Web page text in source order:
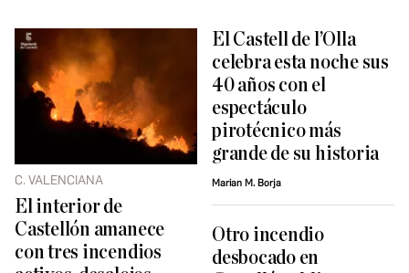
C. VALENCIANA
El interior de
Castellón amanece
con tres incendios
El Castell de l’Olla
celebra esta noche sus
40 años con el
espectáculo
pirotécnico más
grande de su historia
Marian M. Borja
Otro incendio
desbocado en